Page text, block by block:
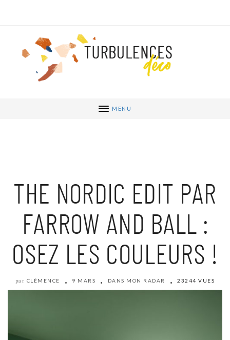
MENU
THE NORDIC EDIT PAR
FARROW AND BALL :
OSEZ LES COULEURS !
par CLÉMENCE 9 MARS DANS MON RADAR 23244 VUES